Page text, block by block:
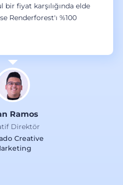
fiyat karşılığında elde
Renderforest'ı %100
Ramos
Direktör
Creative